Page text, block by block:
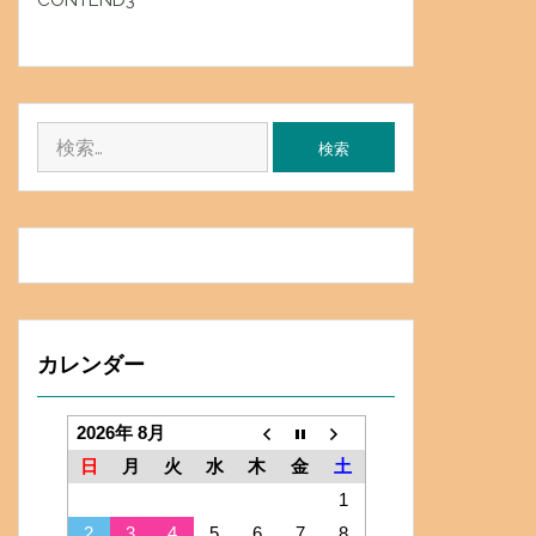
索:
カレンダー
2026年 8月
日
月 火 水 木 金
土
1